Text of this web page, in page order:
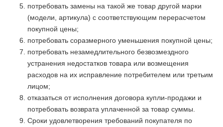
потребовать замены на такой же товар другой марки
(модели, артикула) с соответствующим перерасчетом
покупной цены;
потребовать соразмерного уменьшения покупной цены;
потребовать незамедлительного безвозмездного
устранения недостатков товара или возмещения
расходов на их исправление потребителем или третьим
лицом;
отказаться от исполнения договора купли-продажи и
потребовать возврата уплаченной за товар суммы.
Сроки удовлетворения требований покупателя по